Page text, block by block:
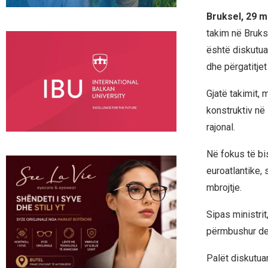
Bruksel, 29
takim në
është
dhe
Gjatë takimit,
konstruktiv në
rajonal.
Në fokus të
euroatlantike,
mbrojtje.
Sipas
përmbushur
Palët